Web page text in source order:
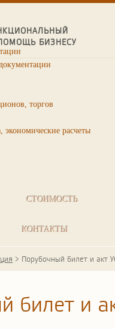
БИЗНЕСУ
торгов
экономические расчеты
СТОИМОСТЬ
КОНТАКТЫ
> Порубочный билет и акт
билет и